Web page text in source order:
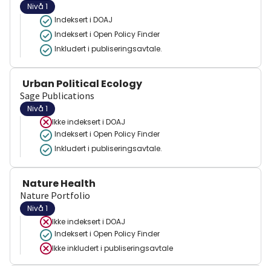
Nivå 1
Indeksert i DOAJ
Indeksert i Open Policy Finder
Inkludert i publiseringsavtale.
Urban Political Ecology
Sage Publications
Nivå 1
Ikke indeksert i DOAJ
Indeksert i Open Policy Finder
Inkludert i publiseringsavtale.
Nature Health
Nature Portfolio
Nivå 1
Ikke indeksert i DOAJ
Indeksert i Open Policy Finder
Ikke inkludert i publiseringsavtale